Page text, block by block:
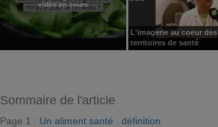
vidéo en cours
L'imagerie au coeur des
territoires de santé
Sommaire de l'article
Page 1 : Un aliment santé : définition